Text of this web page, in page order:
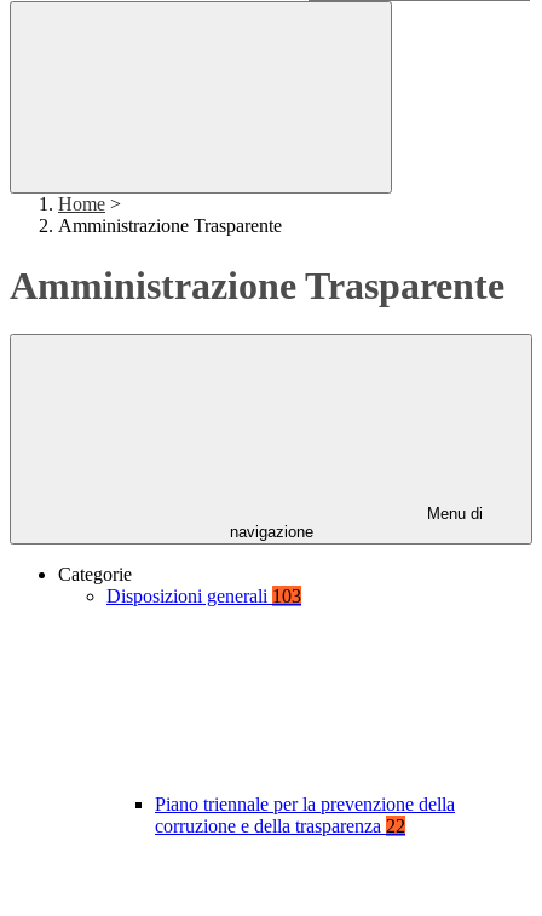
Home >
Amministrazione Trasparente
Amministrazione Trasparente
Menu di
navigazione
Categorie
Disposizioni generali 103
Piano triennale per la prevenzione della
corruzione e della trasparenza 22